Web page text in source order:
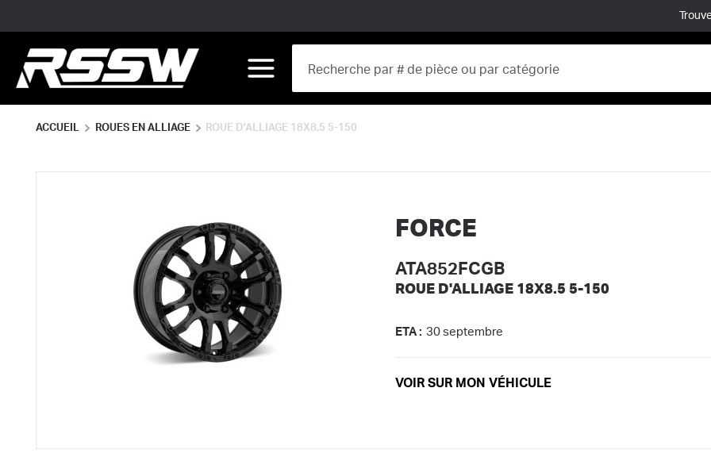
ACCUEIL ROUES EN ALLIAGE ROUE D'ALLIAGE 18X8.5 5-150
FORCE
ATA852FCGB
ROUE D'ALLIAGE 18X8.5 5-150
ETA : 30 septembre
VOIR SUR MON VÉHICULE